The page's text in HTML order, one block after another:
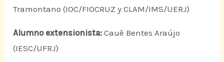
Tramontano (IOC/FIOCRUZ y CLAM/IMS/UERJ)
Alumno extensionista: Cauê Bentes Araújo
(IESC/UFRJ)